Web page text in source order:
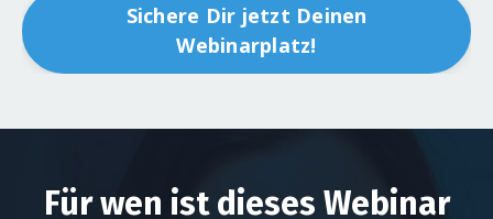
Sichere Dir jetzt Deinen
Webinarplatz!
Für wen ist dieses Webinar